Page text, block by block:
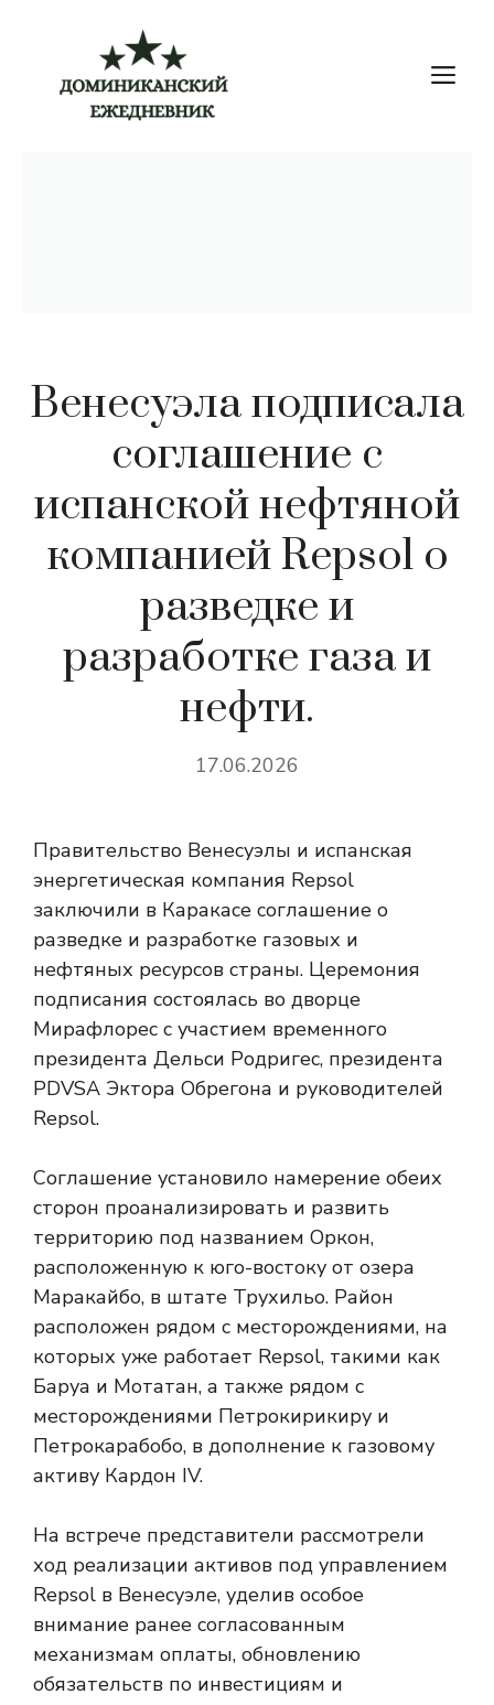
содержимому
Венесуэла подписала
соглашение с
испанской нефтяной
компанией Repsol о
разведке и
разработке газа и
нефти.
17.06.2026
Правительство Венесуэлы и испанская
энергетическая компания Repsol
заключили в Каракасе соглашение о
разведке и разработке газовых и
нефтяных ресурсов страны. Церемония
подписания состоялась во дворце
Мирафлорес с участием временного
президента Дельси Родригес, президента
PDVSA Эктора Обрегона и руководителей
Repsol.
Соглашение установило намерение обеих
сторон проанализировать и развить
территорию под названием Оркон,
расположенную к юго-востоку от озера
Маракайбо, в штате Трухильо. Район
расположен рядом с месторождениями, на
которых уже работает Repsol, такими как
Баруа и Мотатан, а также рядом с
месторождениями Петрокирикиру и
Петрокарабобо, в дополнение к газовому
активу Кардон IV.
На встрече представители рассмотрели
ход реализации активов под управлением
Repsol в Венесуэле, уделив особое
внимание ранее согласованным
механизмам оплаты, обновлению
обязательств по инвестициям и